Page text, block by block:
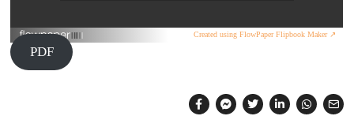
Created using FlowPaper Flipbook Maker ↗
PDF